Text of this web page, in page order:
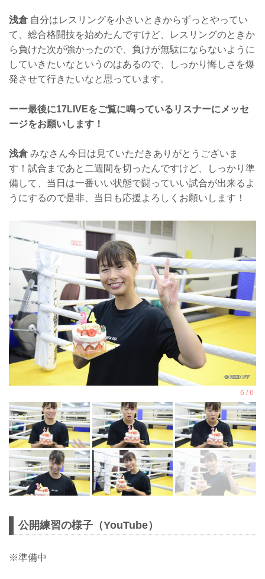
浅倉自分はレスリングを小さいときからずっとやってい
て、総合格闘技を始めたんですけど、レスリングのときか
ら負けた次が強かったので、負けが無駄にならないように
していきたいなというのはあるので、しっかり悔しさを爆
発させて行きたいなと思っています。
ーー最後に17LIVEをご覧に鳴っているリスナーにメッセ
ージをお願いします！
浅倉みなさん今日は見ていただきありがとうございま
す！試合まであと二週間を切ったんですけど、しっかり準
備して、当日は一番いい状態で闘っていい試合が出来るよ
うにするので是非、当日も応援よろしくお願いします！
公開練習の様子（YouTube）
※準備中